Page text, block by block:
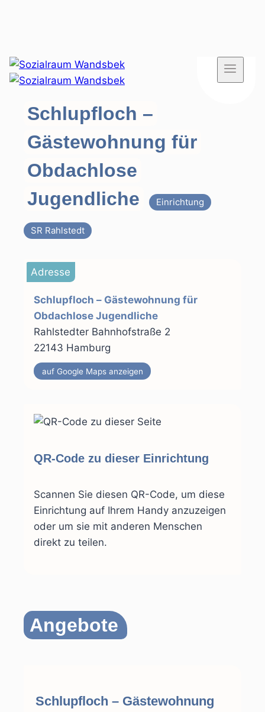
Zum
Inhalt
Schlupfloch –
Gästewohnung für
Obdachlose
Jugendliche
Einrichtung
SR Rahlstedt
QR-Code zu dieser Einrichtung
Scannen Sie diesen QR-Code, um diese
Einrichtung auf Ihrem Handy anzuzeigen
oder um sie mit anderen Menschen
direkt zu teilen.
Angebote
Schlupfloch – Gästewohnung
Adresse
Schlupfloch – Gästewohnung für
Obdachlose Jugendliche
Rahlstedter Bahnhofstraße 2
22143 Hamburg
auf Google Maps anzeigen